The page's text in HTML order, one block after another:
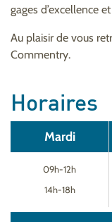
gages d’excellence
Au plaisir de vous
Commentry.
Horaires
Mardi
09h-12h
14h-18h